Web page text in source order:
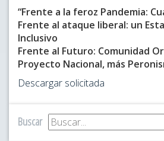
“Frente a la feroz Pandemia:
Frente al ataque liberal: un
Inclusivo
Frente al Futuro: Comunidad
Proyecto Nacional, más
Descargar solicitada
Buscar